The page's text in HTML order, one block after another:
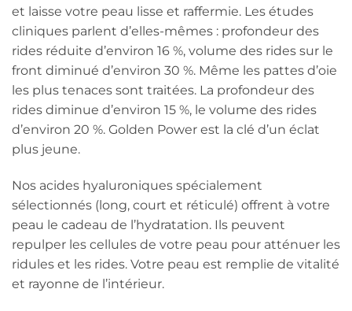
et laisse votre peau lisse et raffermie. Les études
cliniques parlent d’elles-mêmes : profondeur des
rides réduite d’environ 16 %, volume des rides sur le
front diminué d’environ 30 %. Même les pattes d’oie
les plus tenaces sont traitées. La profondeur des
rides diminue d’environ 15 %, le volume des rides
d’environ 20 %. Golden Power est la clé d’un éclat
plus jeune.
Nos acides hyaluroniques spécialement
sélectionnés (long, court et réticulé) offrent à votre
peau le cadeau de l’hydratation. Ils peuvent
repulper les cellules de votre peau pour atténuer les
ridules et les rides. Votre peau est remplie de vitalité
et rayonne de l’intérieur.